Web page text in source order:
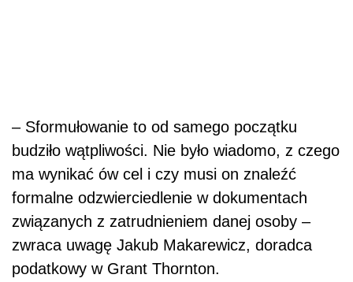
– Sformułowanie to od samego początku
budziło wątpliwości. Nie było wiadomo, z czego
ma wynikać ów cel i czy musi on znaleźć
formalne odzwierciedlenie w dokumentach
związanych z zatrudnieniem danej osoby –
zwraca uwagę Jakub Makarewicz, doradca
podatkowy w Grant Thornton.